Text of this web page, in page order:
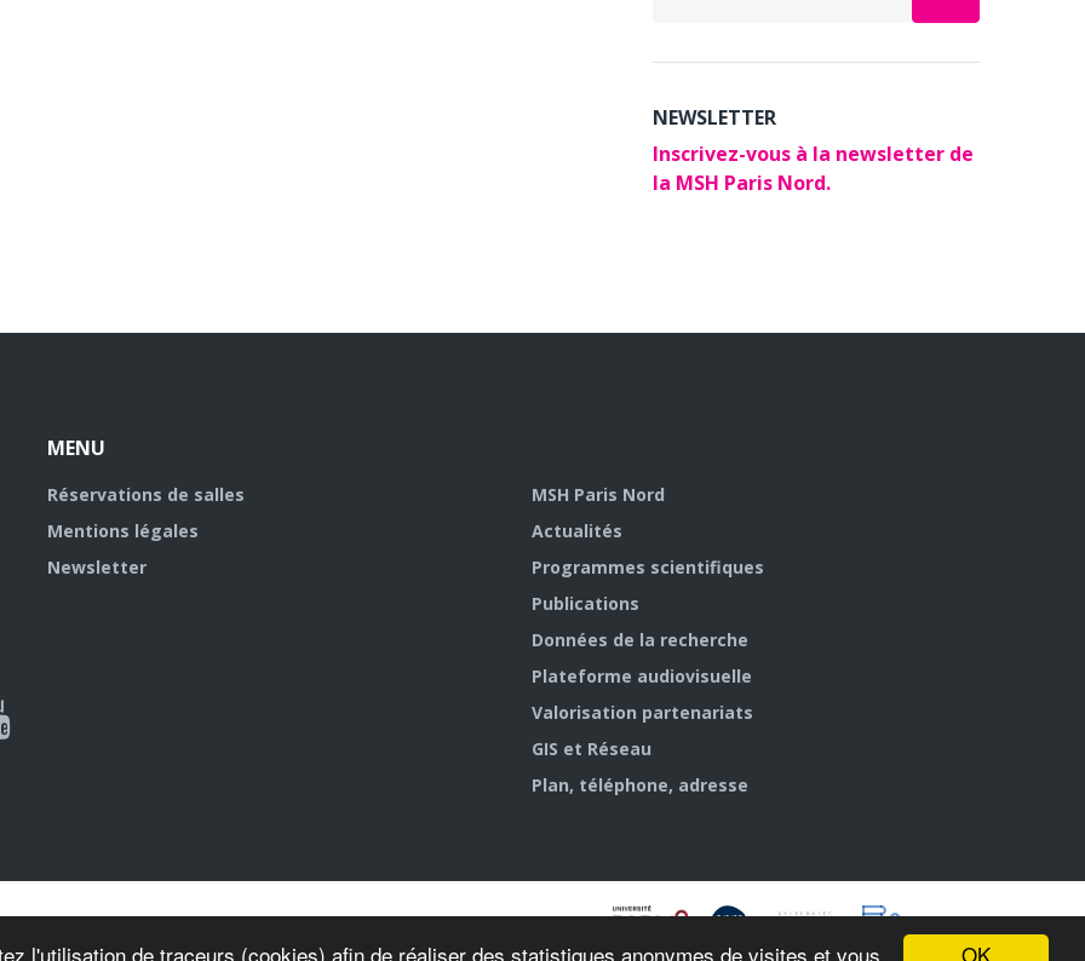
OK
l'utilisation de traceurs (cookies) afin de réaliser des statistiques anonymes de visites et vous
NEWSLETTER
Inscrivez-vous à la newsletter de
la MSH Paris Nord.
MENU
Réservations de salles
Mentions légales
Newsletter
MSH Paris Nord
Actualités
Programmes scientifiques
Publications
Données de la recherche
Plateforme audiovisuelle
Valorisation partenariats
GIS et Réseau
Plan, téléphone, adresse